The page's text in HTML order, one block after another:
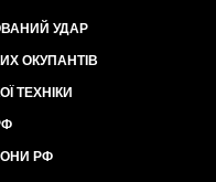
УДАР
ОКУПАНТІВ
ТЕХНІКИ
РФ